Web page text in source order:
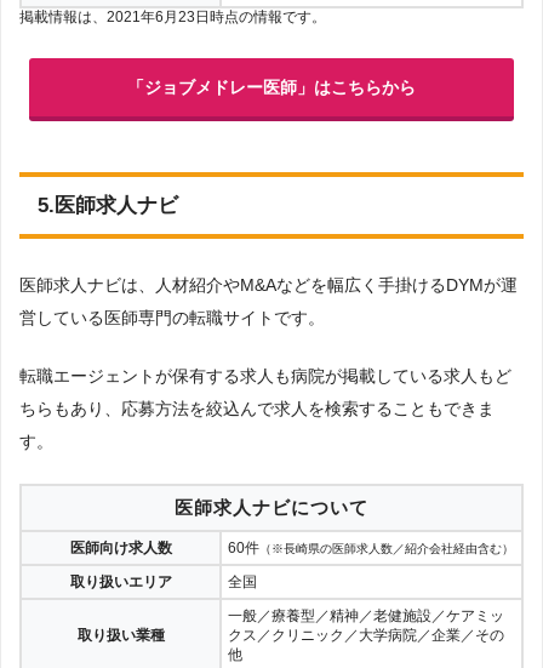
掲載情報は、2021年6月23日時点の情報です。
「ジョブメドレー医師」はこちらから
5.医師求人ナビ
医師求人ナビは、人材紹介やM&Aなどを幅広く手掛けるDYMが運
営している医師専門の転職サイトです。
転職エージェントが保有する求人も病院が掲載している求人もど
ちらもあり、応募方法を絞込んで求人を検索することもできま
す。
医師求人ナビについて
医師向け求人数 60件 （※長崎県の医師求人数／紹介会社経由含む）
取り扱いエリア 全国
取り扱い業種
一般／療養型／精神／老健施設／ケアミッ
クス／クリニック／大学病院／企業／その
他